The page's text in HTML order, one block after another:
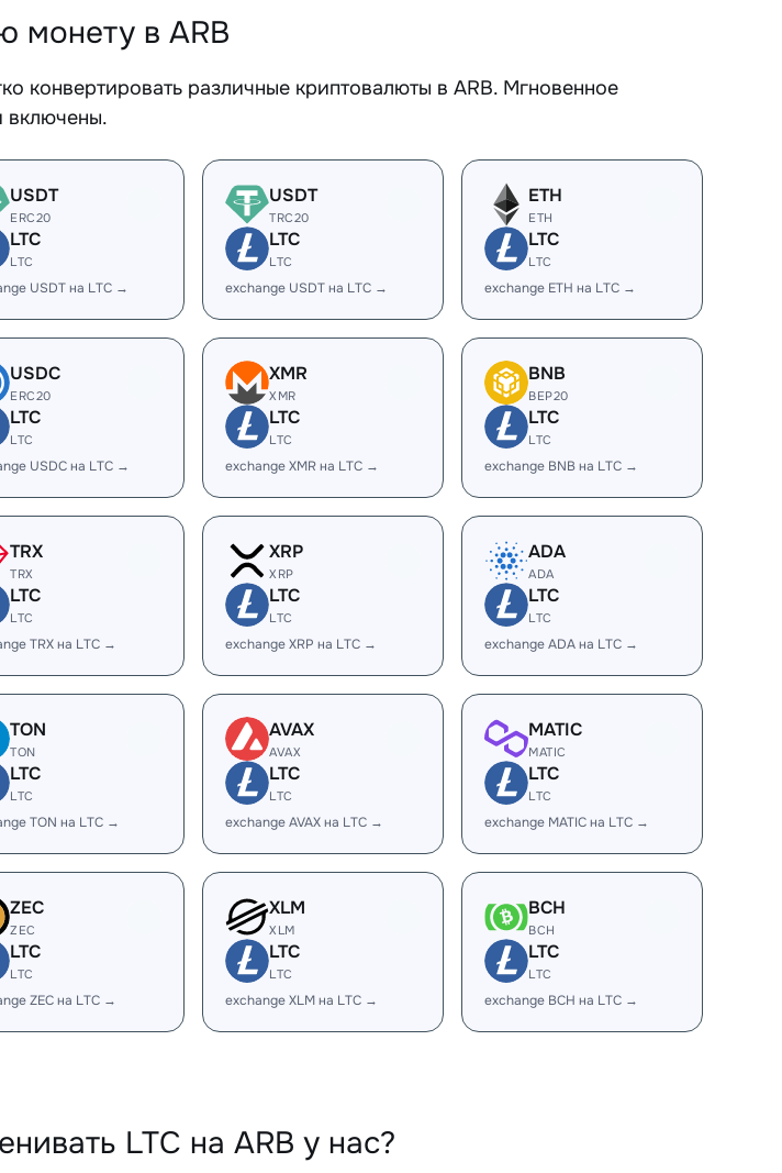
монету в ARB
конвертировать различные криптовалюты в ARB. Мгновенное
включены.
USDT
ERC20
LTC
LTC
USDT на LTC →
USDT
TRC20
LTC
LTC
exchange USDT на LTC →
ETH
ETH
LTC
LTC
exchange ETH на LTC →
USDC
ERC20
LTC
LTC
USDC на LTC →
XMR
XMR
LTC
LTC
exchange XMR на LTC →
BNB
BEP20
LTC
LTC
exchange BNB на LTC →
TRX
TRX
LTC
LTC
TRX на LTC →
XRP
XRP
LTC
LTC
exchange XRP на LTC →
ADA
ADA
LTC
LTC
exchange ADA на LTC →
TON
TON
LTC
LTC
TON на LTC →
AVAX
AVAX
LTC
LTC
exchange AVAX на LTC →
MATIC
MATIC
LTC
LTC
exchange MATIC на LTC →
ZEC
ZEC
LTC
LTC
ZEC на LTC →
XLM
XLM
LTC
LTC
exchange XLM на LTC →
BCH
BCH
LTC
LTC
exchange BCH на LTC →
LTC на ARB у нас?